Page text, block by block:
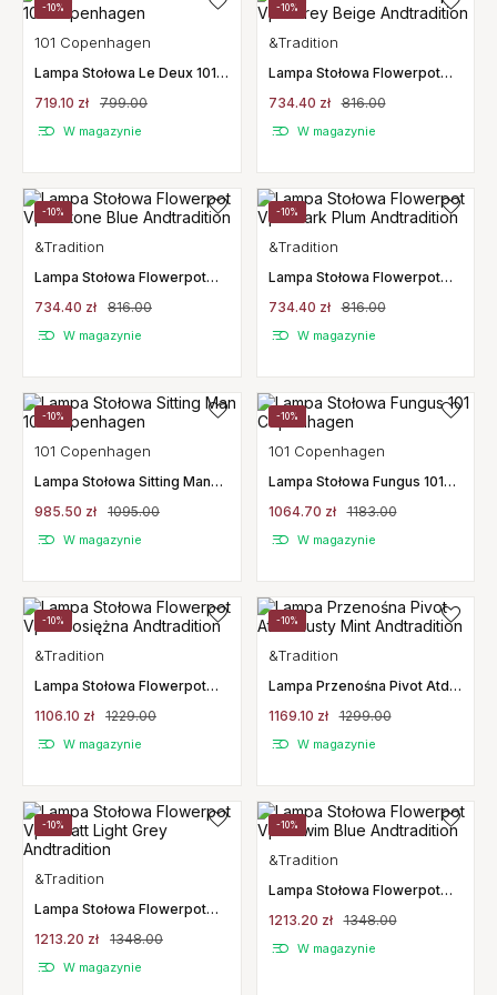
-10%
101 Copenhagen
Lampa Stołowa Le Deux 101
719.10 zł 799.00
W magazynie
-10%
&Tradition
Lampa Stołowa Flowerpot
734.40 zł 816.00
W magazynie
-10%
&Tradition
Lampa Stołowa Flowerpot
734.40 zł 816.00
W magazynie
-10%
&Tradition
Lampa Stołowa Flowerpot
734.40 zł 816.00
W magazynie
-10%
101 Copenhagen
Lampa Stołowa Sitting Man
985.50 zł 1095.00
W magazynie
-10%
101 Copenhagen
Lampa Stołowa Fungus 101
1064.70 zł 1183.00
W magazynie
-10%
&Tradition
Lampa Stołowa Flowerpot
1106.10 zł 1229.00
W magazynie
-10%
&Tradition
Lampa Przenośna Pivot Atd7
1169.10 zł 1299.00
W magazynie
-10%
&Tradition
Lampa Stołowa Flowerpot
Andtradition
1213.20 zł 1348.00
W magazynie
-10%
&Tradition
Lampa Stołowa Flowerpot
1213.20 zł 1348.00
W magazynie